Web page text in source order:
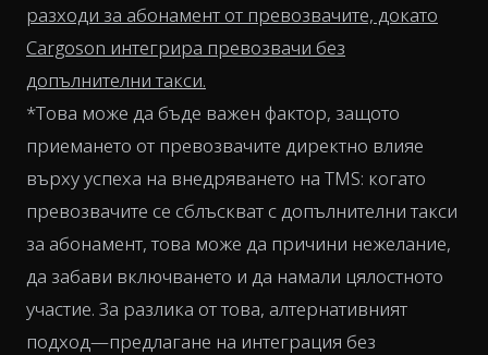
разходи за абонамент от превозвачите, докато
Cargoson интегрира превозвачи без
допълнителни такси.
*Това може да бъде важен фактор, защото
приемането от превозвачите директно влияе
върху успеха на внедряването на TMS: когато
превозвачите се сблъскват с допълнителни такси
за абонамент, това може да причини нежелание,
да забави включването и да намали цялостното
участие. За разлика от това, алтернативният
подход—предлагане на интеграция без